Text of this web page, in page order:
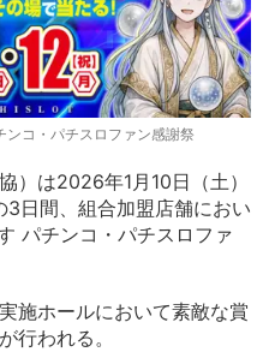
コ・パチスロファン感謝祭
）は2026年1月10日（土）
3日間、組合加盟店舗におい
パチンコ・パチスロファ
施ホールにおいて素敵な賞
行われる。